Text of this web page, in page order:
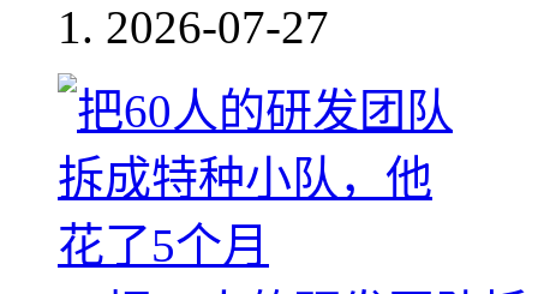
2026-07-27